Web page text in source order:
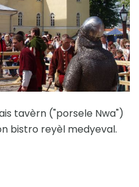
tavèrn ("porsele Nwa")
bistro reyèl medyeval.